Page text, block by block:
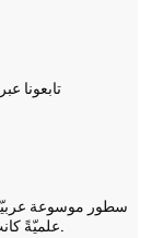
تابعونا
سطور موسوعة عربيّة
علميّةً كانت أم إنسانيّة، وتطرحها وفقَ رؤية موضوعيّة ومنهجيّة.